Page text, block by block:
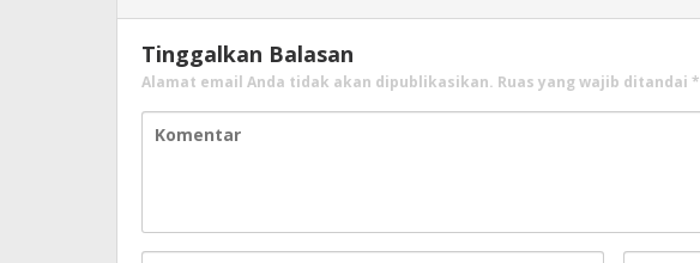
Tinggalkan Balasan
Alamat email Anda tidak akan dipublikasikan. Ruas yang wajib ditandai *